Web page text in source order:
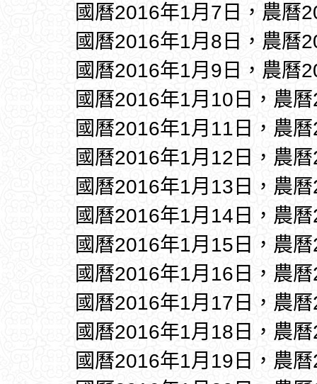
國曆2016年1月7日，農曆
國曆2016年1月8日，農曆
國曆2016年1月9日，農曆
國曆2016年1月10日，農
國曆2016年1月11日，農
國曆2016年1月12日，農
國曆2016年1月13日，農
國曆2016年1月14日，農
國曆2016年1月15日，農
國曆2016年1月16日，農
國曆2016年1月17日，農
國曆2016年1月18日，農
國曆2016年1月19日，農